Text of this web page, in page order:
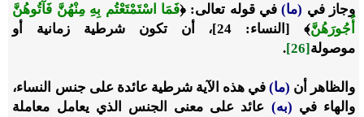
وجاز في (ما)في قوله تعالى:﴿فَمَا اسْتَمْتَعْتُم بِهِ مِنْهُنَّ فَآتُوهُنَّ
أُجُورَهُن﴾
[النساء: 24]، أن تكون شرطية زمانية أو
موصولة[26]
.
والظاهر أن (ما) في هذه الآية شرطية عائدة على جنس النساء،
والهاء في (به) عائد على معنى الجنس الذي يعامل معاملة